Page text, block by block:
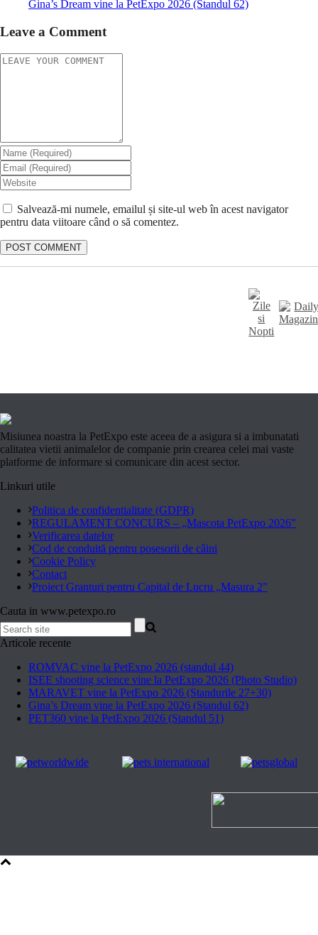
Gina’s Dream vine la PetExpo 2026 (Standul 62)
Leave a Comment
Salvează-mi numele, emailul și site-ul web în acest navigator
pentru data viitoare când o să comentez.
Misiunea noastra la PetExpo este aceea de a asigura si a imbunatati
calitatea vietii animalelor de companie prin crearea celei mai vaste
platforme de informare si comunicare din acest sector.
Linkuri utile
Politica de confidentialitate (GDPR)
REGULAMENT CONCURS – „Mascota PetExpo 2026”
Verificarea datelor
Cod de conduită pentru posesorii de câini
Cookie Policy
Contact
Proiect Granturi pentru Capital de Lucru „Masura 2”
Cauta in www.petexpo.ro
Articole recente
ROMVAC vine la PetExpo 2026 (standul 44)
ISEE shooting science vine la PetExpo 2026 (Photo Studio)
MARAVET vine la PetExpo 2026 (Standurile 27+30)
Gina’s Dream vine la PetExpo 2026 (Standul 62)
PET360 vine la PetExpo 2026 (Standul 51)